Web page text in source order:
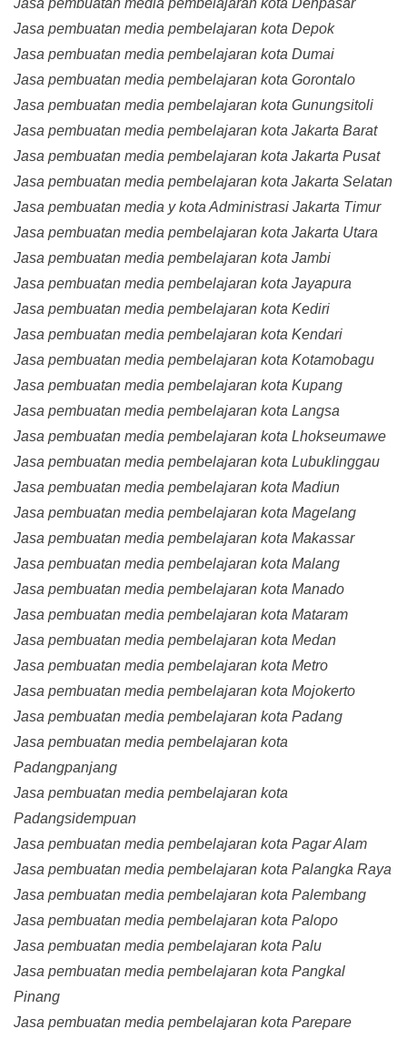
Jasa pembuatan media pembelajaran kota Denpasar
Jasa pembuatan media pembelajaran kota Depok
Jasa pembuatan media pembelajaran kota Dumai
Jasa pembuatan media pembelajaran kota Gorontalo
Jasa pembuatan media pembelajaran kota Gunungsitoli
Jasa pembuatan media pembelajaran kota Jakarta Barat
Jasa pembuatan media pembelajaran kota Jakarta Pusat
Jasa pembuatan media pembelajaran kota Jakarta Selatan
Jasa pembuatan media y kota Administrasi Jakarta Timur
Jasa pembuatan media pembelajaran kota Jakarta Utara
Jasa pembuatan media pembelajaran kota Jambi
Jasa pembuatan media pembelajaran kota Jayapura
Jasa pembuatan media pembelajaran kota Kediri
Jasa pembuatan media pembelajaran kota Kendari
Jasa pembuatan media pembelajaran kota Kotamobagu
Jasa pembuatan media pembelajaran kota Kupang
Jasa pembuatan media pembelajaran kota Langsa
Jasa pembuatan media pembelajaran kota Lhokseumawe
Jasa pembuatan media pembelajaran kota Lubuklinggau
Jasa pembuatan media pembelajaran kota Madiun
Jasa pembuatan media pembelajaran kota Magelang
Jasa pembuatan media pembelajaran kota Makassar
Jasa pembuatan media pembelajaran kota Malang
Jasa pembuatan media pembelajaran kota Manado
Jasa pembuatan media pembelajaran kota Mataram
Jasa pembuatan media pembelajaran kota Medan
Jasa pembuatan media pembelajaran kota Metro
Jasa pembuatan media pembelajaran kota Mojokerto
Jasa pembuatan media pembelajaran kota Padang
Jasa pembuatan media pembelajaran kota
Padangpanjang
Jasa pembuatan media pembelajaran kota
Padangsidempuan
Jasa pembuatan media pembelajaran kota Pagar Alam
Jasa pembuatan media pembelajaran kota Palangka Raya
Jasa pembuatan media pembelajaran kota Palembang
Jasa pembuatan media pembelajaran kota Palopo
Jasa pembuatan media pembelajaran kota Palu
Jasa pembuatan media pembelajaran kota Pangkal
Pinang
Jasa pembuatan media pembelajaran kota Parepare